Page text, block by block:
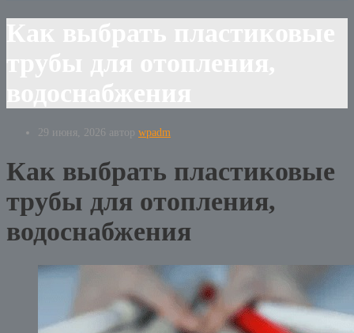
29 июня, 2026 автор wpadm
Как выбрать пластиковые
трубы для отопления,
водоснабжения